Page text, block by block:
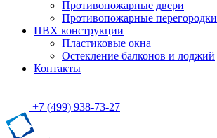
Противопожарные двери
Противопожарные перегородки
ПВХ конструкции
Пластиковые окна
Остекление балконов и лоджий
Контакты
+7 (499) 938-73-27